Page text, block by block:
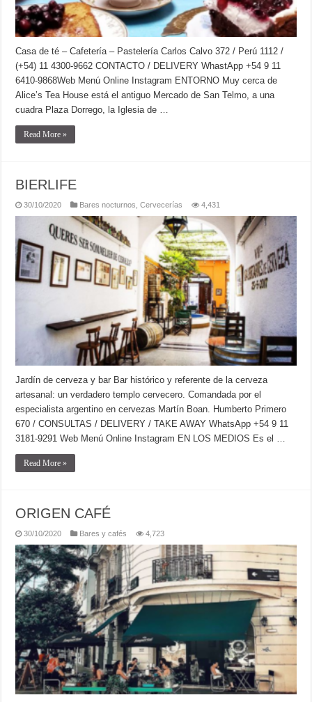
Casa de té – Cafetería – Pastelería Carlos Calvo 372 / Perú 1112 /
(+54) 11 4300-9662 CONTACTO / DELIVERY WhastApp +54 9 11
6410-9868Web Menú Online Instagram ENTORNO Muy cerca de
Alice’s Tea House está el antiguo Mercado de San Telmo, a una
cuadra Plaza Dorrego, la Iglesia de …
Read More »
BIERLIFE
30/10/2020 Bares nocturnos ,Cervecerías 4,431
Jardín de cerveza y bar Bar histórico y referente de la cerveza
artesanal: un verdadero templo cervecero. Comandada por el
especialista argentino en cervezas Martín Boan. Humberto Primero
670 / CONSULTAS / DELIVERY / TAKE AWAY WhatsApp +54 9 11
3181-9291 Web Menú Online Instagram EN LOS MEDIOS Es el …
Read More »
ORIGEN CAFÉ
30/10/2020 Bares y cafés 4,723